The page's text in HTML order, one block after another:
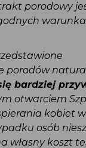
porodowy
porodów
bardziej
otwarciem
kobiet
osób
własny koszt